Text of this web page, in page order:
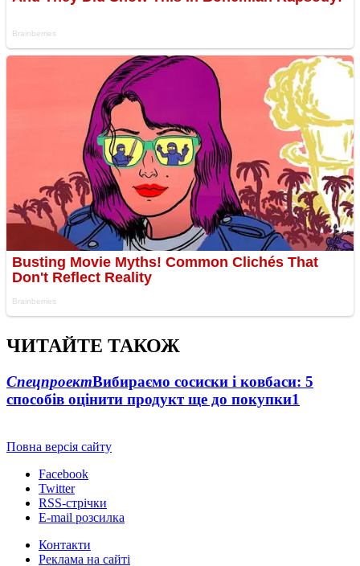
ЧИТАЙТЕ ТАКОЖ
СпецпроектВибираємо сосиски і ковбаси: 5
способів оцінити продукт ще до покупки1
Повна версія сайту
Facebook
Twitter
RSS-стрічки
E-mail розсилка
Контакти
Реклама на сайті